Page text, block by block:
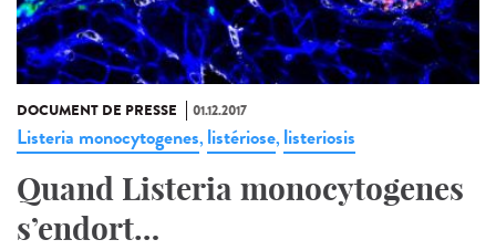
DOCUMENT DE PRESSE 01.12.2017
Listeria monocytogenes, listériose, listeriosis
Quand Listeria monocytogenes
s’endort…